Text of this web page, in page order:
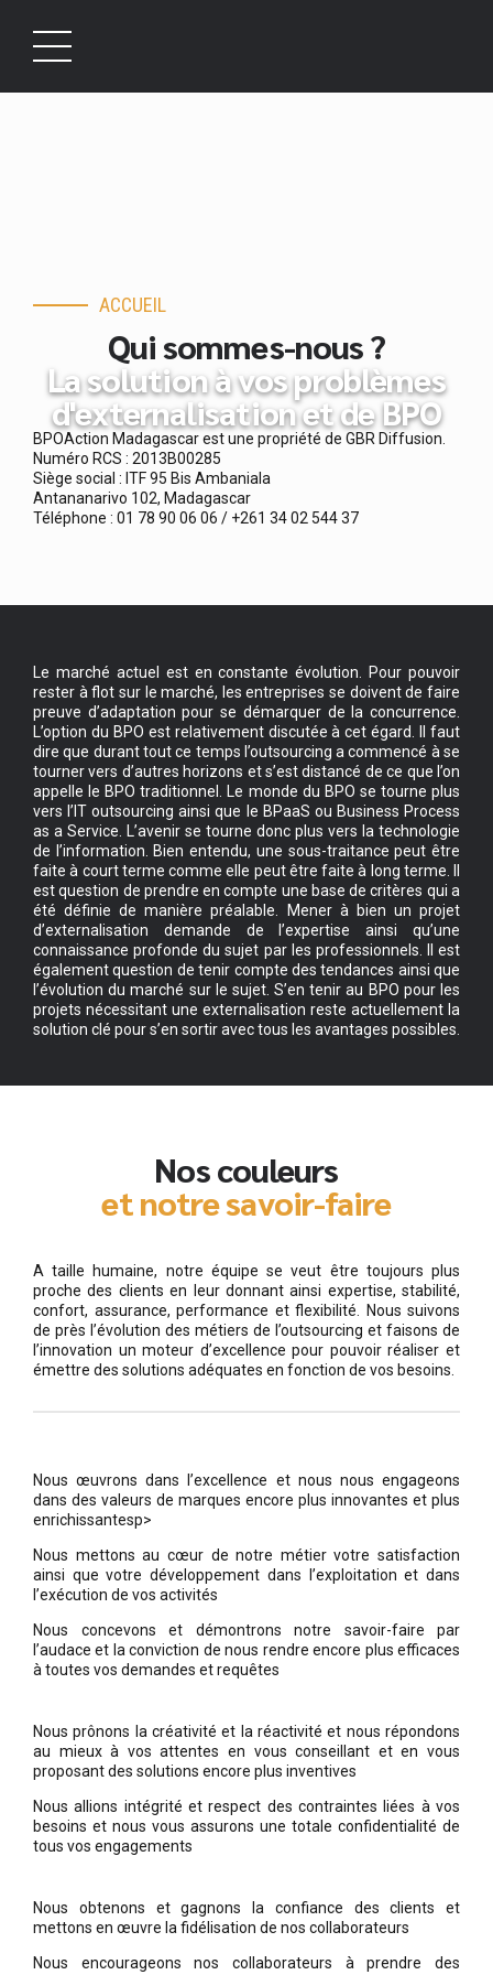
ACCUEIL
Qui sommes-nous ?
La solution à vos problèmes
d'externalisation et de BPO
BPOAction Madagascar est une propriété de GBR Diffusion.
Numéro RCS : 2013B00285
Siège social : ITF 95 Bis Ambaniala
Antananarivo 102, Madagascar
Téléphone : 01 78 90 06 06 / +261 34 02 544 37
Le marché actuel est en constante évolution. Pour pouvoir
rester à flot sur le marché, les entreprises se doivent de faire
preuve d’adaptation pour se démarquer de la concurrence.
L’option du BPO est relativement discutée à cet égard. Il faut
dire que durant tout ce temps l’outsourcing a commencé à se
tourner vers d’autres horizons et s’est distancé de ce que l’on
appelle le BPO traditionnel. Le monde du BPO se tourne plus
vers l’IT outsourcing ainsi que le BPaaS ou Business Process
as a Service. L’avenir se tourne donc plus vers la technologie
de l’information. Bien entendu, une sous-traitance peut être
faite à court terme comme elle peut être faite à long terme. Il
est question de prendre en compte une base de critères qui a
été définie de manière préalable. Mener à bien un projet
d’externalisation demande de l’expertise ainsi qu’une
connaissance profonde du sujet par les professionnels. Il est
également question de tenir compte des tendances ainsi que
l’évolution du marché sur le sujet. S’en tenir au BPO pour les
projets nécessitant une externalisation reste actuellement la
solution clé pour s’en sortir avec tous les avantages possibles.
Nos couleurs
et notre savoir-faire
A taille humaine, notre équipe se veut être toujours plus
proche des clients en leur donnant ainsi expertise, stabilité,
confort, assurance, performance et flexibilité. Nous suivons
de près l’évolution des métiers de l’outsourcing et faisons de
l’innovation un moteur d’excellence pour pouvoir réaliser et
émettre des solutions adéquates en fonction de vos besoins.
Nous œuvrons dans l’excellence et nous nous engageons
dans des valeurs de marques encore plus innovantes et plus
enrichissantesp>
Nous mettons au cœur de notre métier votre satisfaction
ainsi que votre développement dans l’exploitation et dans
l’exécution de vos activités
Nous concevons et démontrons notre savoir-faire par
l’audace et la conviction de nous rendre encore plus efficaces
à toutes vos demandes et requêtes
Nous prônons la créativité et la réactivité et nous répondons
au mieux à vos attentes en vous conseillant et en vous
proposant des solutions encore plus inventives
Nous allions intégrité et respect des contraintes liées à vos
besoins et nous vous assurons une totale confidentialité de
tous vos engagements
Nous obtenons et gagnons la confiance des clients et
mettons en œuvre la fidélisation de nos collaborateurs
Nous encourageons nos collaborateurs à prendre des